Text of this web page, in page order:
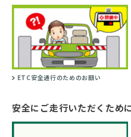
ETC安全通行のためのお願い
安全にご走行いただくために